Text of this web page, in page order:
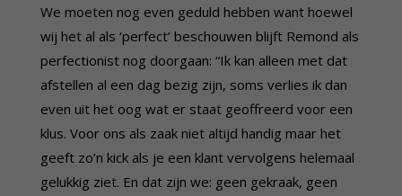
We moeten nog even geduld hebben want hoewel
wij het al als ‘perfect’ beschouwen blijft Remond als
perfectionist nog doorgaan: “Ik kan alleen met dat
afstellen al een dag bezig zijn, soms verlies ik dan
even uit het oog wat er staat geoffreerd voor een
klus. Voor ons als zaak niet altijd handig maar het
geeft zo’n kick als je een klant vervolgens helemaal
gelukkig ziet. En dat zijn we: geen gekraak, geen